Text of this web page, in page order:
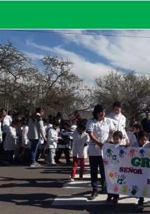
MINISTERIO
DE